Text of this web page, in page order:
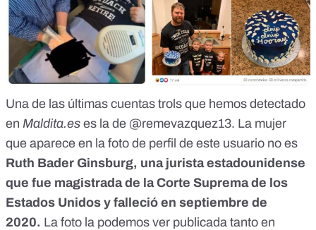
Una de las últimas cuentas trols que hemos detectado
en Maldita.es es la de @remevazquez13. La mujer
que aparece en la foto de perfil de este usuario no es
Ruth Bader Ginsburg, una jurista estadounidense
que fue magistrada de la Corte Suprema de los
Estados Unidos y falleció en septiembre de
2020. La foto la podemos ver publicada tanto en